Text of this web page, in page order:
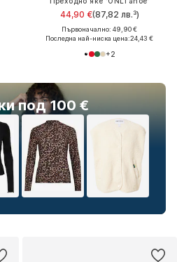
под 100 €
44,90 €(87,82 лв.³)
Първоначално: 49,90 €
Последна най-ниска цена:24,43 €
+2